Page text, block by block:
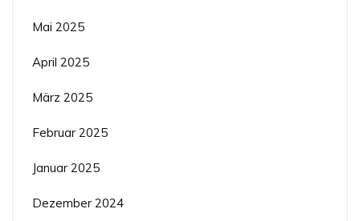
Mai 2025
April 2025
März 2025
Februar 2025
Januar 2025
Dezember 2024